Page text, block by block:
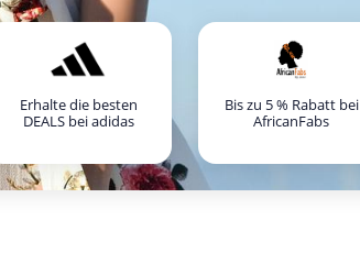
Erhalte die besten
DEALS bei adidas
Bis zu 5 % Rabatt bei
AfricanFabs